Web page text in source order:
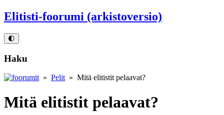
Elitisti-foorumi (arkistoversio)
🌓
Haku
» Pelit » Mitä elitistit pelaavat?
Mitä elitistit pelaavat?